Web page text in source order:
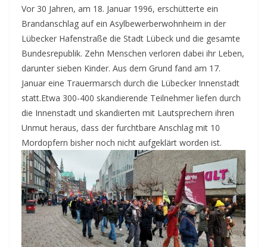
Vor 30 Jahren, am 18. Januar 1996, erschütterte ein
Brandanschlag auf ein Asylbewerberwohnheim in der
Lübecker Hafenstraße die Stadt Lübeck und die gesamte
Bundesrepublik. Zehn Menschen verloren dabei ihr Leben,
darunter sieben Kinder. Aus dem Grund fand am 17.
Januar eine Trauermarsch durch die Lübecker Innenstadt
statt.Etwa 300-400 skandierende Teilnehmer liefen durch
die Innenstadt und skandierten mit Lautsprechern ihren
Unmut heraus, dass der furchtbare Anschlag mit 10
Mordopfern bisher noch nicht aufgeklärt worden ist.